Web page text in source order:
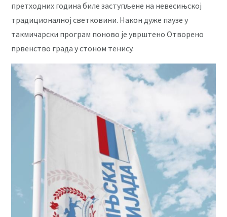
претходних година биле заступљене на невесињској
традиционалној светковини. Након дуже паузе у
такмичарски програм поново је уврштено Отворено
првенство града у стоном тенису.